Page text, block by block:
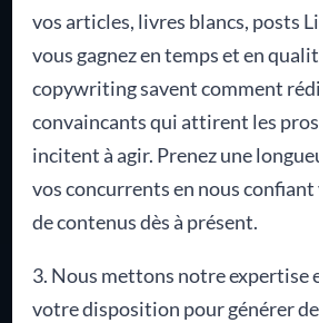
vos articles, livres blancs, posts
vous gagnez en temps et en
copywriting savent comment
convaincants qui attirent les
incitent à agir. Prenez une
vos concurrents en nous
de contenus dès à présent.
3. Nous mettons notre expertise
votre disposition pour générer